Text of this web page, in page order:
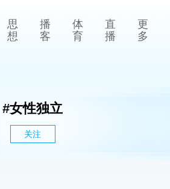
思
想
播
客
体
育
直
播
更
多
#女性独立
关注